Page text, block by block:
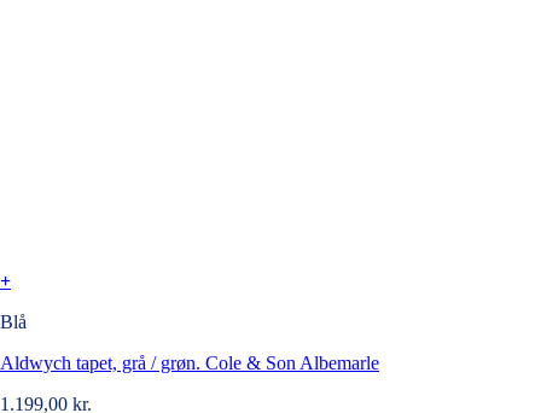
+
Blå
Aldwych tapet, grå / grøn. Cole & Son Albemarle
1.199,00 kr.